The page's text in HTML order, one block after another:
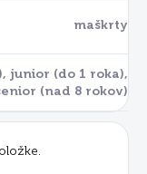
maškrty
junior (do 1 roka),
(nad 8 rokov)